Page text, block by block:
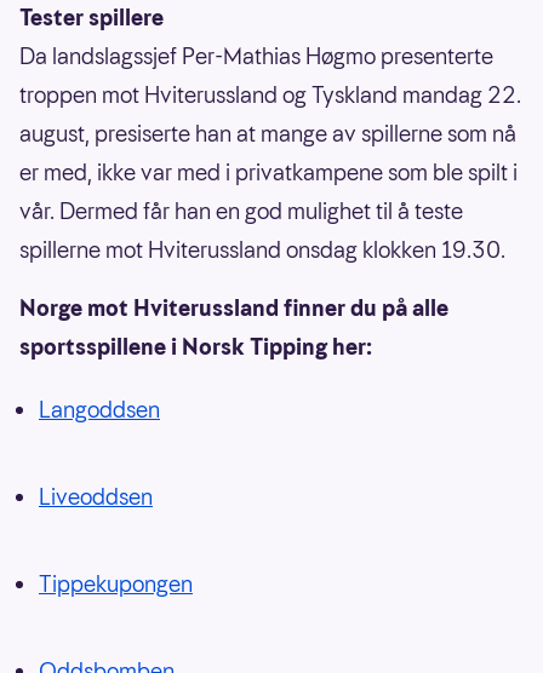
Tester spillere
Da landslagssjef Per-Mathias Høgmo presenterte
troppen mot Hviterussland og Tyskland mandag 22.
august, presiserte han at mange av spillerne som nå
er med, ikke var med i privatkampene som ble spilt i
vår. Dermed får han en god mulighet til å teste
spillerne mot Hviterussland onsdag klokken 19.30.
Norge mot Hviterussland finner du på alle
sportsspillene i Norsk Tipping her:
Langoddsen
Liveoddsen
Tippekupongen